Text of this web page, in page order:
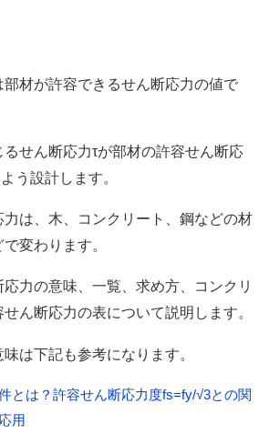
材が許容できるせん断応力の値で
せん断応力τが部材の許容せん断応
う設計します。
力は、木、コンクリート、鋼などの材
変わります。
力の意味、一覧、求め方、コンクリ
ん断応力の表について説明します。
は下記も参考になります。
とは？許容せん断応力度fs=fy/√3との関
用